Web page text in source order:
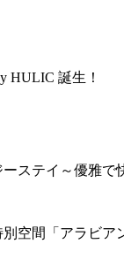
HULIC 誕生！
ステイ～優雅で
空間「アラビア